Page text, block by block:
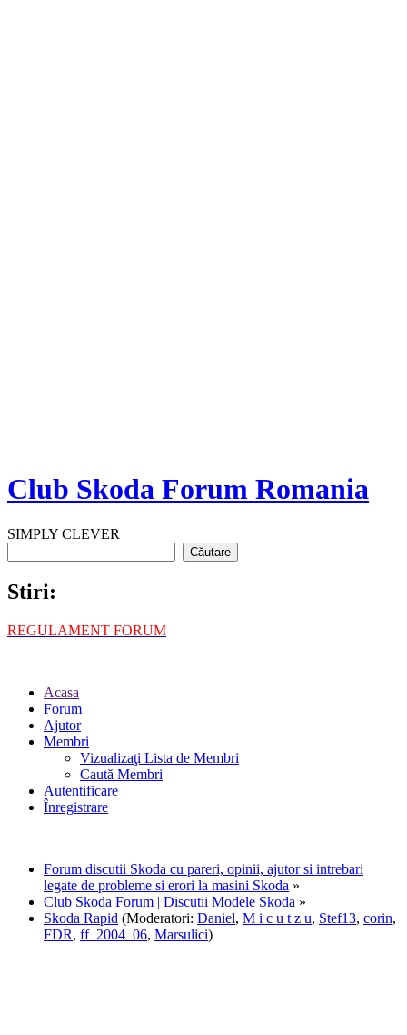
Club Skoda Forum Romania
SIMPLY CLEVER
Stiri:
REGULAMENT FORUM
Acasa
Forum
Ajutor
Membri
Vizualizaţi Lista de Membri
Caută Membri
Autentificare
Înregistrare
Forum discutii Skoda cu pareri, opinii, ajutor si intrebari
legate de probleme si erori la masini Skoda »
Club Skoda Forum | Discutii Modele Skoda »
Skoda Rapid (Moderatori: Daniel, M i c u t z u, Stef13, corin,
FDR, ff_2004_06, Marsulici)